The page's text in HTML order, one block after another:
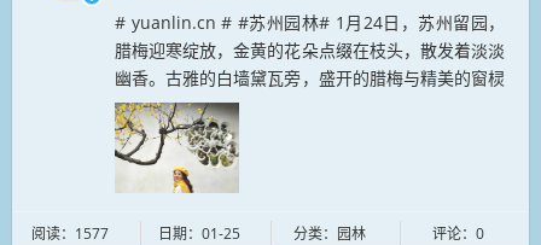
# yuanlin.cn # #苏州园林# 1月24日，苏州留园，
腊梅迎寒绽放，金黄的花朵点缀在枝头，散发着淡淡
幽香。古雅的白墙黛瓦旁，盛开的腊梅与精美的窗棂
相映成趣。游客们纷至沓来，在园中赏景拍照，感受
冬日里这一抹...
阅读：1577 日期：01-25 分类：园林 评论：0